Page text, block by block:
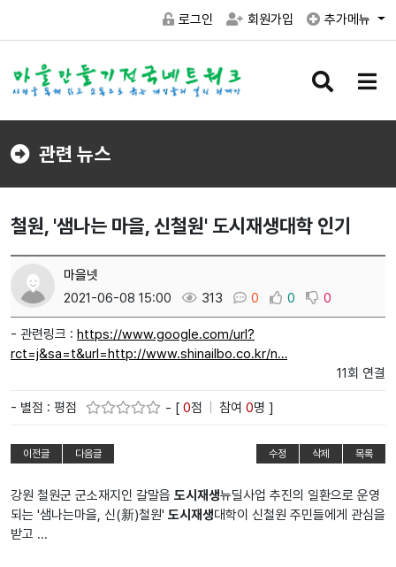
로그인 회원가입 추가메뉴
검
버
메
버
관련 뉴스
철원, '샘나는 마을, 신철원' 도시재생대학 인기
마을넷
2021-06-08 15:00
313 0 0 0
- 관련링크 : https://www.google.com/url?
rct=j&sa=t&url=http://www.shinailbo.co.kr/n…
11회 연결
- 별점 : 평점 - [ 0점 참여 0명 ]
이전글 다음글 수정 삭제 목록
강원 철원군 군소재지인 갈말읍 도시재생뉴딜사업 추진의 일환으로 운영
되는 '샘나는마을, 신(新)철원' 도시재생대학이 신철원 주민들에게 관심을
받고 ...